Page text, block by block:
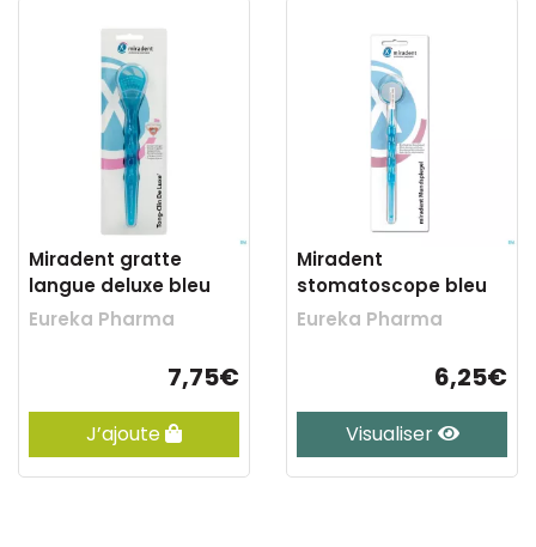
Miradent gratte
langue deluxe bleu
Eureka Pharma
7,75€
J’ajoute
Miradent
stomatoscope bleu
Eureka Pharma
6,25€
Visualiser